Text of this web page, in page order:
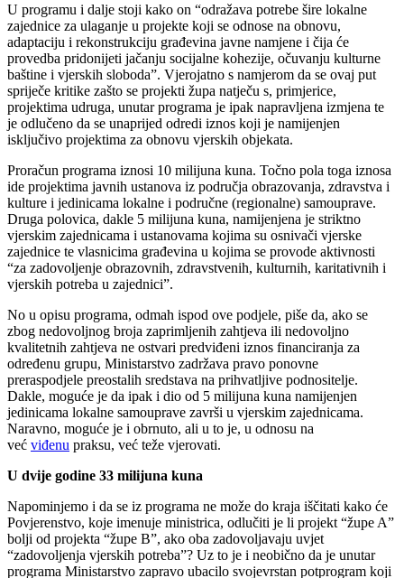
U programu i dalje stoji kako on “odražava potrebe šire lokalne
zajednice za ulaganje u projekte koji se odnose na obnovu,
adaptaciju i rekonstrukciju građevina javne namjene i čija će
provedba pridonijeti jačanju socijalne kohezije, očuvanju kulturne
baštine i vjerskih sloboda”. Vjerojatno s namjerom da se ovaj put
spriječe kritike zašto se projekti župa natječu s, primjerice,
projektima udruga, unutar programa je ipak napravljena izmjena te
je odlučeno da se unaprijed odredi iznos koji je namijenjen
isključivo projektima za obnovu vjerskih objekata.
Proračun programa iznosi 10 milijuna kuna. Točno pola toga iznosa
ide projektima javnih ustanova iz područja obrazovanja, zdravstva i
kulture i jedinicama lokalne i područne (regionalne) samouprave.
Druga polovica, dakle 5 milijuna kuna, namijenjena je striktno
vjerskim zajednicama i ustanovama kojima su osnivači vjerske
zajednice te vlasnicima građevina u kojima se provode aktivnosti
“za zadovoljenje obrazovnih, zdravstvenih, kulturnih, karitativnih i
vjerskih potreba u zajednici”.
No u opisu programa, odmah ispod ove podjele, piše da, ako se
zbog nedovoljnog broja zaprimljenih zahtjeva ili nedovoljno
kvalitetnih zahtjeva ne ostvari predviđeni iznos financiranja za
određenu grupu, Ministarstvo zadržava pravo ponovne
preraspodjele preostalih sredstava na prihvatljive podnositelje.
Dakle, moguće je da ipak i dio od 5 milijuna kuna namijenjen
jedinicama lokalne samouprave završi u vjerskim zajednicama.
Naravno, moguće je i obrnuto, ali u to je, u odnosu na
već viđenu praksu, već teže vjerovati.
U dvije godine 33 milijuna kuna
Napominjemo i da se iz programa ne može do kraja iščitati kako će
Povjerenstvo, koje imenuje ministrica, odlučiti je li projekt “župe A”
bolji od projekta “župe B”, ako oba zadovoljavaju uvjet
“zadovoljenja vjerskih potreba”? Uz to je i neobično da je unutar
programa Ministarstvo zapravo ubacilo svojevrstan potprogram koji